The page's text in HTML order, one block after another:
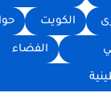
الكويت
الفضاء